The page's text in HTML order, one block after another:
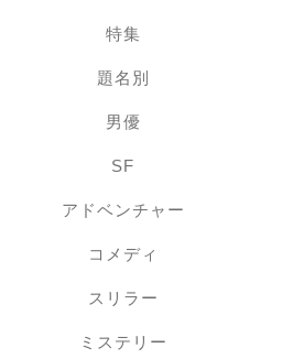
特集
題名別
男優
SF
アドベンチャー
コメディ
スリラー
ミステリー